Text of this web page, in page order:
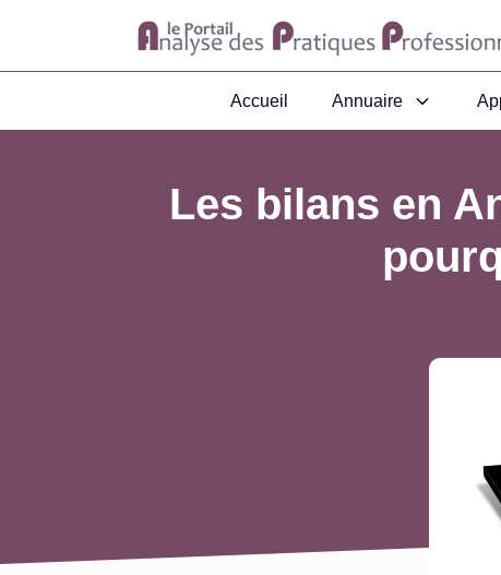
Accueil Annuaire
Les bilans en